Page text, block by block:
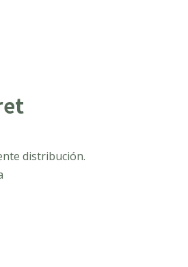
distribución.